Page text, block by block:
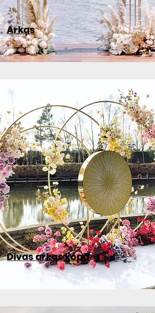
Arkas
Divas arkas kopā